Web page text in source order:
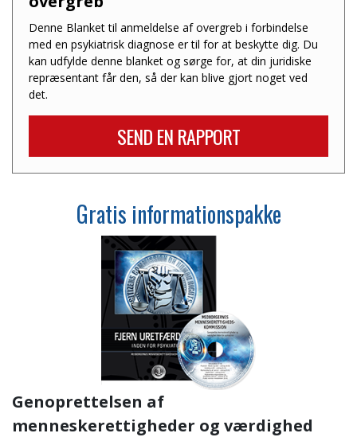
Denne Blanket til anmeldelse af overgreb i forbindelse
med en psykiatrisk diagnose er til for at beskytte dig. Du
kan udfylde denne blanket og sørge for, at din juridiske
repræsentant får den, så der kan blive gjort noget ved
det.
SEND EN RAPPORT
Gratis informationspakke
Genoprettelsen af
menneskerettigheder og værdighed